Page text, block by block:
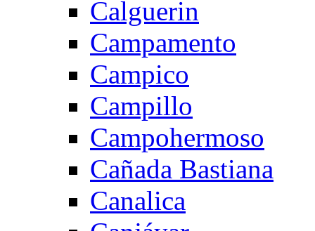
Calguerin
Campamento
Campico
Campillo
Campohermoso
Cañada Bastiana
Canalica